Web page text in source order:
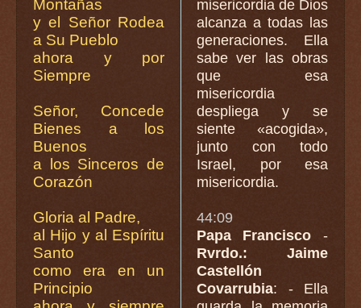
Montañas
y el Señor Rodea
a Su Pueblo
ahora y por
Siempre
Señor, Concede
Bienes a los
Buenos
a los Sinceros de
Corazón
Gloria al Padre,
al Hijo y al Espíritu
Santo
como era en un
Principio
misericordia de Dios
alcanza a todas las
generaciones. Ella
sabe ver las obras
que esa
misericordia
despliega y se
siente «acogida»,
junto con todo
Israel, por esa
misericordia.
44:09
Papa Francisco -
Rvrdo.: Jaime
Castellón
Covarrubia: - Ella